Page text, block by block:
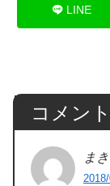
LINE
コメント
ま